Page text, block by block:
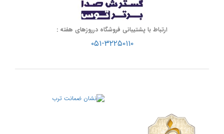
ارتباط با پشتیبانی فروشگاه درروزهای هفته :
۰۵۱-۳۲۲۵۰۱۱۰